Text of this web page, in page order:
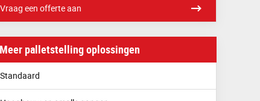
Vraag een offerte aan
Meer palletstelling oplossingen
Standaard